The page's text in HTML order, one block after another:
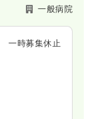
急救命センター
MATにも力を入
一般病院
一時募集休止